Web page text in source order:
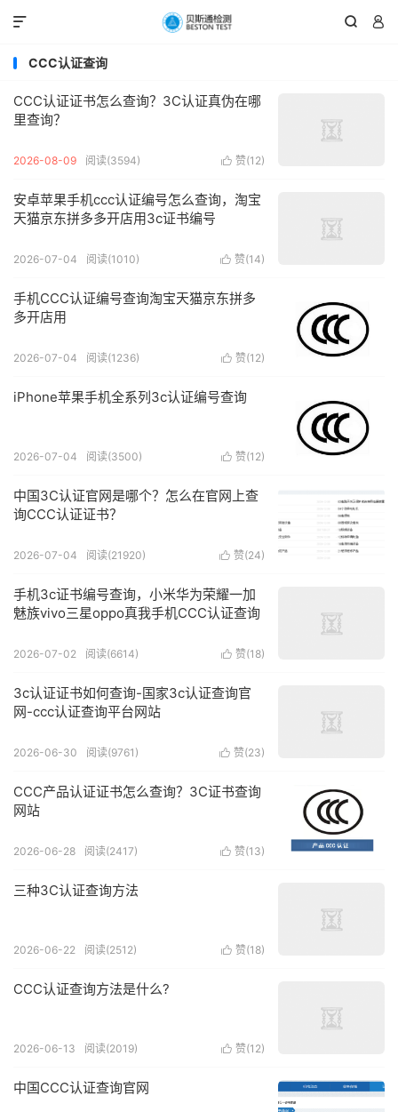
 

CCC认证查询
CCC认证证书怎么查询？3C认证真伪在哪
里查询？
 赞(12)
2026-08-09 阅读(3594)
安卓苹果手机ccc认证编号怎么查询，淘宝
天猫京东拼多多开店用3c证书编号
 赞(14)
2026-07-04 阅读(1010)
手机CCC认证编号查询淘宝天猫京东拼多
多开店用
 赞(12)
2026-07-04 阅读(1236)
iPhone苹果手机全系列3c认证编号查询
 赞(12)
2026-07-04 阅读(3500)
中国3C认证官网是哪个？怎么在官网上查
询CCC认证证书？
 赞(24)
2026-07-04 阅读(21920)
手机3c证书编号查询，小米华为荣耀一加
魅族vivo三星oppo真我手机CCC认证查询
 赞(18)
2026-07-02 阅读(6614)
3c认证证书如何查询-国家3c认证查询官
网-ccc认证查询平台网站
 赞(23)
2026-06-30 阅读(9761)
CCC产品认证证书怎么查询？3C证书查询
网站
 赞(13)
2026-06-28 阅读(2417)
三种3C认证查询方法
 赞(18)
2026-06-22 阅读(2512)
CCC认证查询方法是什么?
 赞(12)
2026-06-13 阅读(2019)
中国CCC认证查询官网